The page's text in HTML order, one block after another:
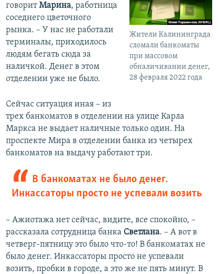
Жители Калининграда
сломали банкоматы
при массовом
обналичивании денег,
28 февраля 2022 года
говоритМарина, работница
соседнего цветочного
рынка. – У нас не работали
терминалы, приходилось
людям бегать сюда за
наличкой. Денег в этом
отделении уже не было.
Сейчас ситуация иная – из
трех банкоматов в отделении на улице Карла
Маркса не выдает наличные только один. На
проспекте Мира в отделении банка из четырех
банкоматов на выдачу работают три.
В банкоматах не было денег.
Инкассаторы просто не успевали возить
– Ажиотажа нет сейчас, видите, все спокойно, –
рассказала сотрудница банка Светлана. – А вот в
четверг-пятницу это было что-то! В банкоматах не
было денег. Инкассаторы просто не успевали
возить, пробки в городе, а это же не пять минут. В